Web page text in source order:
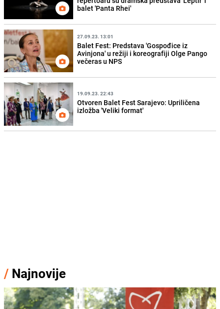
balet 'Panta Rhei'
27.09.23. 13:01
Balet Fest: Predstava 'Gospođice iz
Avinjona' u režiji i koreografiji Olge Pango
večeras u NPS
19.09.23. 22:43
Otvoren Balet Fest Sarajevo: Upriličena
izložba 'Veliki format'
/ Najnovije